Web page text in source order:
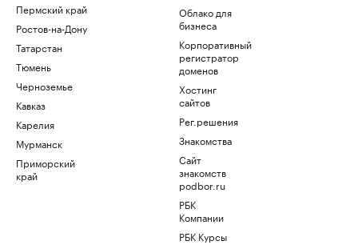
Пермский край
Ростов-на-Дону
Татарстан
Тюмень
Черноземье
Кавказ
Карелия
Мурманск
Приморский
край
Облако для
бизнеса
Корпоративный
регистратор
доменов
Хостинг
сайтов
Рег.решения
Знакомства
Сайт
знакомств
podbor.ru
РБК
Компании
РБК Курсы